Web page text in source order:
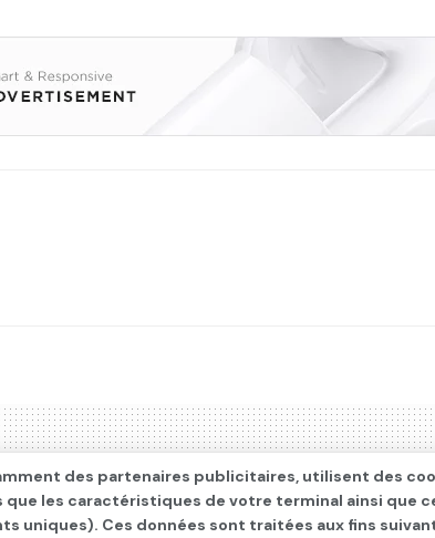
des partenaires publicitaires, utilisent des
les caractéristiques de votre terminal ainsi que
uniques). Ces données sont traitées aux fins